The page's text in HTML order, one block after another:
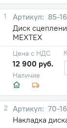
1
85-
Диск
МЕХТЕХ
Наличие
Цена с НДС
12 900 руб.
2
70-
Накладка